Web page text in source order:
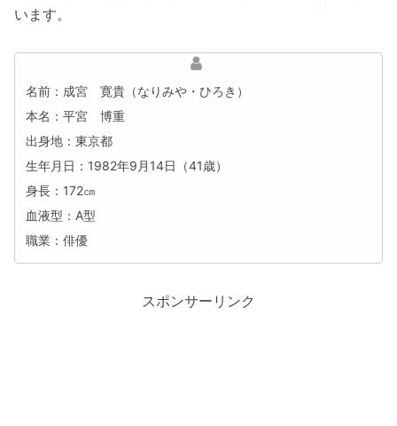
います。
名前：成宮 寛貴（なりみや・ひろき）
本名：平宮 博重
出身地：東京都
生年月日：1982年9月14日（41歳）
身長：172㎝
血液型：A型
職業：俳優
スポンサーリンク